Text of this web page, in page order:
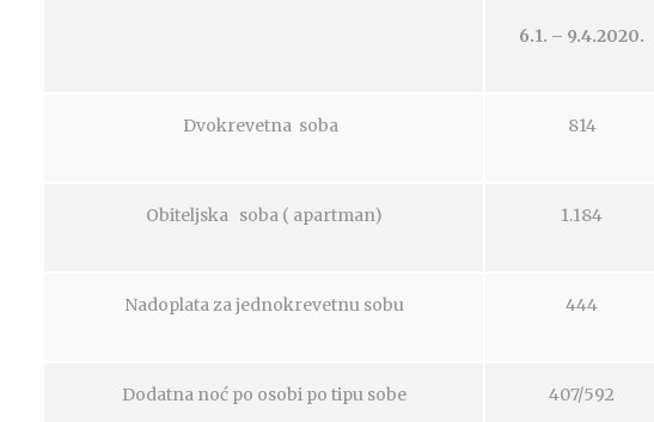
6.1. – 9.4.2020.
Dvokrevetna soba 814
Obiteljska soba ( apartman) 1.184
Nadoplata za jednokrevetnu sobu 444
Dodatna noć po osobi po tipu sobe 407/592